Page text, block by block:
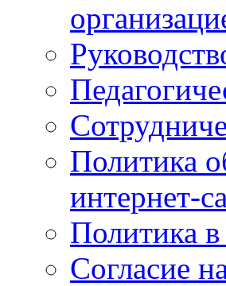
Политика
интернет-
Политика
Согласие